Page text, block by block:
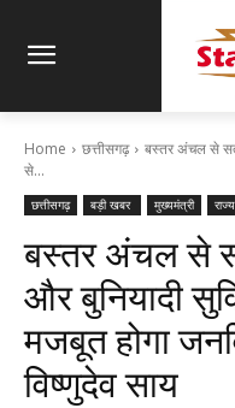
Home छत्तीसगढ़
बस्तर अंचल से
से...
छत्तीसगढ़ बड़ी खबर मुख्यमंत्री राज्य
बस्तर अंचल से
और बुनियादी
मजबूत होगा
विष्णुदेव साय